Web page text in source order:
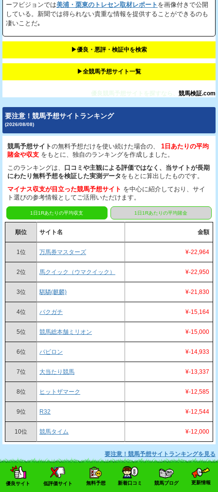
優良サイト 低評価サイト 無料予想 新着口コミ 競馬ブログ 更新情報
ーフビジョンでは美浦・栗東のトレセン取材レポート を画像付きで公開
している。新聞では得られない貴重な情報を提供することができるのも
凄いことだ｡
▶︎優良・悪評・検証中を検索
▶︎全競馬予想サイト一覧
競馬検証.com
要注意！競馬予想サイトランキング
(2026/08/08)
競馬予想サイトの無料予想だけを使い続けた場合の、
1日あたりの平均
賭金や収支 をもとに、独自のランキングを作成しました。
このランキングは、 口コミや主観による評価ではなく、当サイトが長期
にわたり無料予想を検証した実測データをもとに算出したものです。
マイナス収支が目立った競馬予想サイト を中心に紹介しており、サイ
ト選びの参考情報としてご活用いただけます。
1日1Rあたりの平均収支 1日1Rあたりの平均賭金
順位 サイト名 金額
1位 万馬券マスターズ ¥-22,964
2位 馬クイック（ウマクイック） ¥-22,950
3位 騏驎(麒麟) ¥-21,830
4位 バクガチ ¥-15,164
5位 競馬総本舗ミリオン ¥-15,000
6位 バビロン ¥-14,933
7位 大当たり競馬 ¥-13,337
8位 ヒットザマーク ¥-12,585
9位 R32 ¥-12,544
10位 競馬タイム ¥-12,000
要注意！競馬予想サイトランキングを見る
競馬ブログ